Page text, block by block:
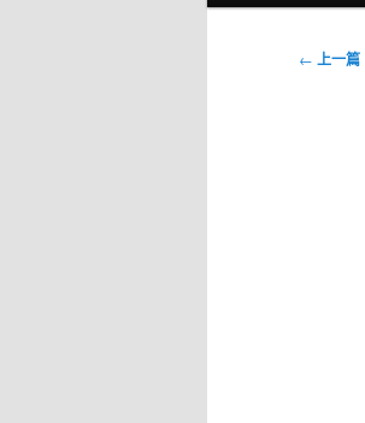
文
← 上一篇